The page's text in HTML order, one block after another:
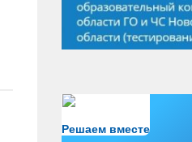
Решаем вместе